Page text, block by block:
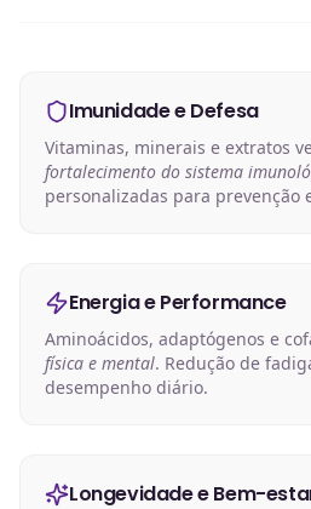
Imunidade e Defesa
Vitaminas, minerais e extratos
fortalecimento do sistema
personalizadas para prevenção
Energia e Performance
Aminoácidos, adaptógenos e
física e mental. Redução de
desempenho diário.
Longevidade e Bem-